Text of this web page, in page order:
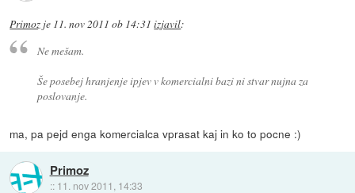
Primoz je 11. nov 2011 ob 14:31 izjavil:
Ne mešam.
Še posebej hranjenje ipjev v komercialni bazi ni stvar nujna za
poslovanje.
ma, pa pejd enga komercialca vprasat kaj in ko to pocne :)
Primoz
:: 11. nov 2011, 14:33